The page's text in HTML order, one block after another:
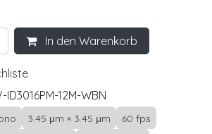
In den Warenkorb
ID3016PM-12M-WBN
3.45 μm × 3.45 μm
60 fps